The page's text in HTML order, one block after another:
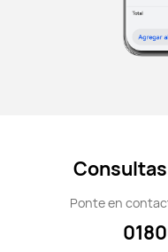
Ponte en